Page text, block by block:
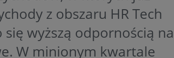
z obszaru HR Tech
wyższą odpornością na
W minionym kwartale